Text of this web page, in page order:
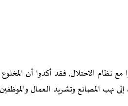
نظام الاحتلال, فقد أكدوا أن
نهب المصانع وتشريد العمال